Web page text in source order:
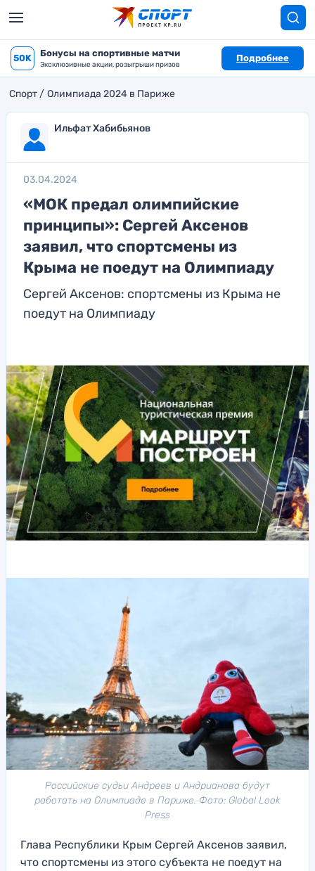
50K Бонусы на спортивные матчи
Эксклюзивные акции, розыгрыши призов
Подробнее
Спорт Олимпиада 2024 в Париже
Ильфат Хабибьянов
03.04.2024
«МОК предал олимпийские
принципы»: Сергей Аксенов
заявил, что спортсмены из
Крыма не поедут на Олимпиаду
Сергей Аксенов: спортсмены из Крыма не
поедут на Олимпиаду
Российские судьи Андреев и Андрианова будут
работать на Олимпиаде в Париже. Фото: Global Look
Press
Глава Республики Крым Сергей Аксенов заявил,
что спортсмены из этого субъекта не поедут на